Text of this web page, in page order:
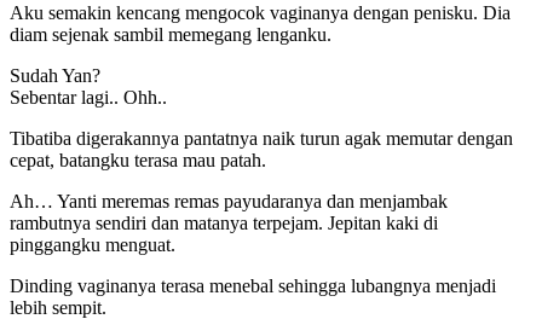
Aku semakin kencang mengocok vaginanya dengan penisku. Dia
diam sejenak sambil memegang lenganku.
Sudah Yan?
Sebentar lagi.. Ohh..
Tibatiba digerakannya pantatnya naik turun agak memutar dengan
cepat, batangku terasa mau patah.
Ah… Yanti meremas remas payudaranya dan menjambak
rambutnya sendiri dan matanya terpejam. Jepitan kaki di
pinggangku menguat.
Dinding vaginanya terasa menebal sehingga lubangnya menjadi
lebih sempit.